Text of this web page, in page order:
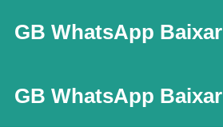
GB WhatsApp Baixar
GB WhatsApp Baixar